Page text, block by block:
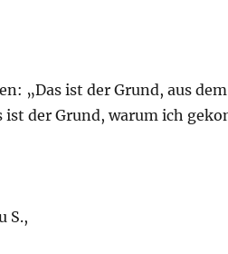
„Das ist der Grund, aus
ist der Grund, warum ich
S.,